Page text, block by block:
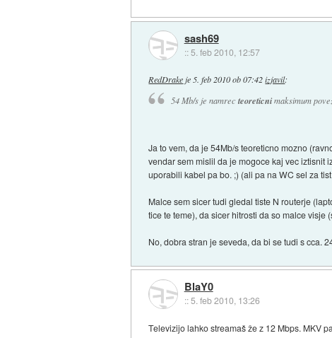
sash69
:: 5. feb 2010, 12:57
RedDrake je 5. feb 2010 ob 07:42 izjavil:
54 Mb/s je namrec teoreticnimaksimum
Ja to vem, da je 54Mb/s teoreticno mozno
vendar sem mislil da je mogoce kaj vec iztisnit
uporabili kabel pa bo. ;) (ali pa na WC sel za
Malce sem sicer tudi gledal tiste N routerje
tice te teme), da sicer hitrosti da so malce
No, dobra stran je seveda, da bi se tudi s cca.
BlaY0
::5. feb 2010, 13:26
Televizijo lahko streamaš že z 12 Mbps. MKV